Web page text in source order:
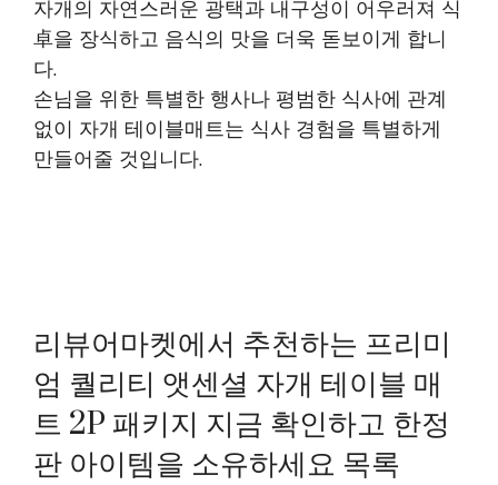
자개의 자연스러운 광택과 내구성이 어우러져 식
卓을 장식하고 음식의 맛을 더욱 돋보이게 합니
다.
손님을 위한 특별한 행사나 평범한 식사에 관계
없이 자개 테이블매트는 식사 경험을 특별하게
만들어줄 것입니다.
리뷰어마켓에서 추천하는 프리미
엄 퀄리티 앳센셜 자개 테이블 매
트 2P 패키지 지금 확인하고 한정
판 아이템을 소유하세요 목록